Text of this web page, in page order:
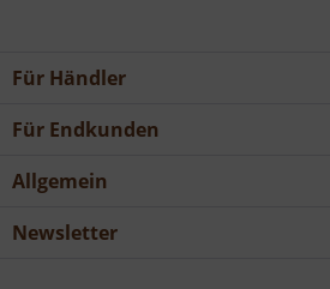
Für Händler
Für Endkunden
Allgemein
Newsletter